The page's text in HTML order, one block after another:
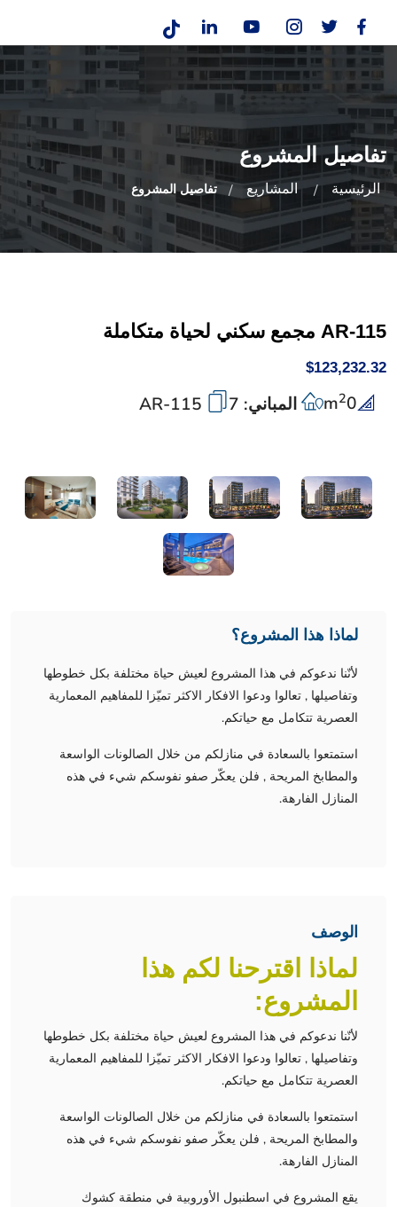
تفاصيل المشروع
الرئيسية المشاريع تفاصيل المشروع
AR-115 مجمع سكني لحياة متكاملة
$123,232.32
0
m2 المباني: 7
لماذا هذا المشروع؟
لأنّنا ندعوكم في هذا المشروع لعيش حياة مختلفة بكل خطوطها
وتفاصيلها , تعالوا ودعوا الافكار الاكثر تميّزا للمفاهيم المعمارية
العصرية تتكامل مع حياتكم.
استمتعوا بالسعادة في منازلكم من خلال الصالونات الواسعة
والمطابخ المريحة , فلن يعكّر صفو نفوسكم شيء في هذه
المنازل الفارهة.
الوصف
لماذا اقترحنا لكم هذا
المشروع:
لأنّنا ندعوكم في هذا المشروع لعيش حياة مختلفة بكل خطوطها
وتفاصيلها , تعالوا ودعوا الافكار الاكثر تميّزا للمفاهيم المعمارية
العصرية تتكامل مع حياتكم.
استمتعوا بالسعادة في منازلكم من خلال الصالونات الواسعة
والمطابخ المريحة , فلن يعكّر صفو نفوسكم شيء في هذه
المنازل الفارهة.
يقع المشروع في اسطنبول الأوروبية في منطقة كشوك